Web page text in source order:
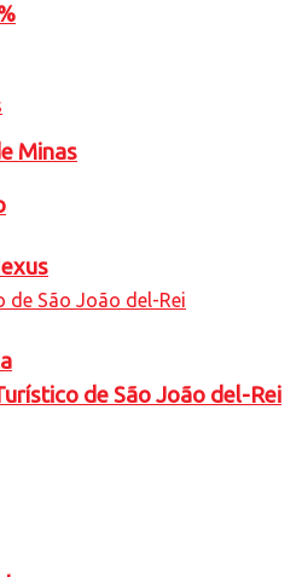
de São João del-Rei
Minas